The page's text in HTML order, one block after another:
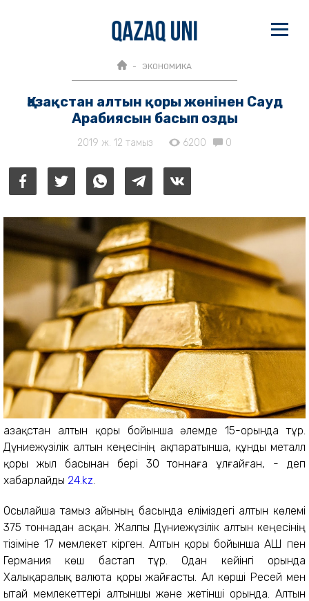
ЭКОНОМИКА
Қазақстан алтын қоры жөнінен Сауд
Арабиясын басып озды
2019 ж. 12 тамыз 6200 0
Қазақстан алтын қоры бойынша әлемде 15-орында тұр.
Дүниежүзілік алтын кеңесінің ақпаратынша, құнды металл
қоры жыл басынан бері 30 тоннаға ұлғайған, - деп
хабарлайды 24.kz.
Осылайша тамыз айының басында еліміздегі алтын көлемі
375 тоннадан асқан. Жалпы Дүниежүзілік алтын кеңесінің
тізіміне 17 мемлекет кірген. Алтын қоры бойынша АҚШ пен
Германия көш бастап тұр. Одан кейінгі орында
Халықаралық валюта қоры жайғасты. Ал көрші Ресей мен
Қытай мемлекеттері алтыншы және жетінші орында. Алтын